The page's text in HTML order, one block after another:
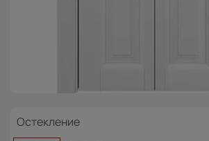
Остекление